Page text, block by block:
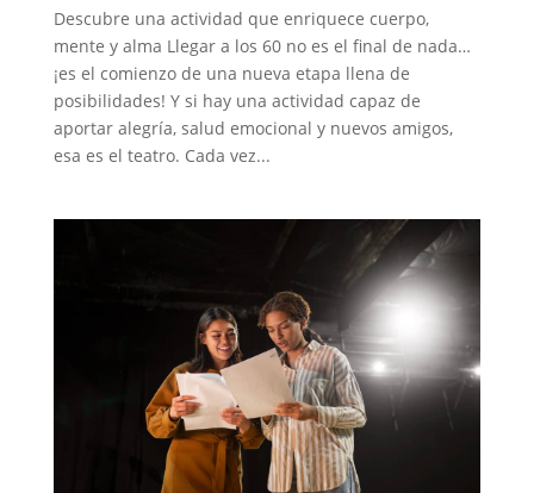
Descubre una actividad que enriquece cuerpo,
mente y alma Llegar a los 60 no es el final de nada…
¡es el comienzo de una nueva etapa llena de
posibilidades! Y si hay una actividad capaz de
aportar alegría, salud emocional y nuevos amigos,
esa es el teatro. Cada vez...